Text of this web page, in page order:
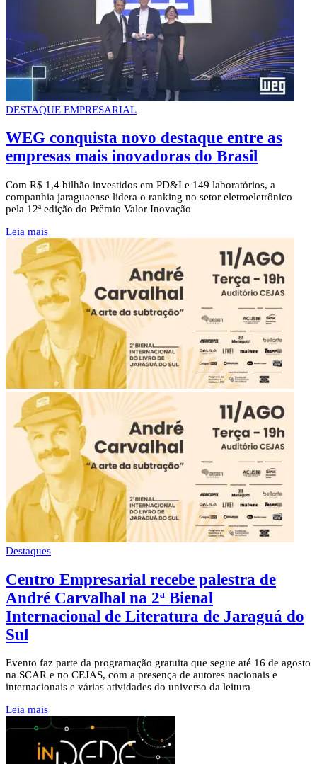
DESTAQUE EMPRESARIAL
WEG conquista novo destaque entre as
empresas mais inovadoras do Brasil
Com R$ 1,4 bilhão investidos em PD&I e 149 laboratórios, a
companhia jaraguaense lidera o ranking no setor eletroeletrônico
pela 12ª edição do Prêmio Valor Inovação
Leia mais
Destaques
Centro Empresarial recebe palestra de
André Carvalhal na 2ª Bienal
Internacional de Literatura de Jaraguá do
Sul
Evento faz parte da programação gratuita que segue até 16 de agosto
na SCAR e no CEJAS, com a presença de autores nacionais e
internacionais e várias atividades do universo da leitura
Leia mais